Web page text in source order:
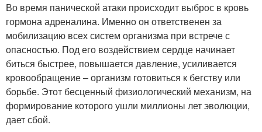
Во время панической атаки происходит выброс в кровь
гормона адреналина. Именно он ответственен за
мобилизацию всех систем организма при встрече с
опасностью. Под его воздействием сердце начинает
биться быстрее, повышается давление, усиливается
кровообращение – организм готовиться к бегству или
борьбе. Этот бесценный физиологический механизм, на
формирование которого ушли миллионы лет эволюции,
дает сбой.